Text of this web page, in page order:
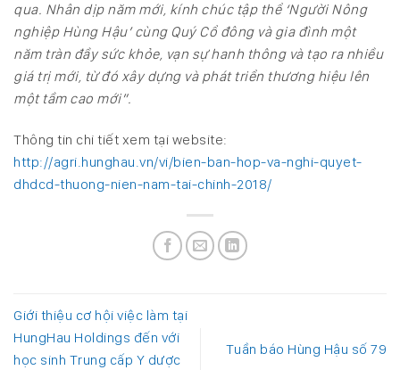
qua. Nhân dịp năm mới, kính chúc tập thể ‘Người Nông
nghiệp Hùng Hậu’ cùng Quý Cổ đông và gia đình một
năm tràn đầy sức khỏe, vạn sự hanh thông và tạo ra nhiều
giá trị mới, từ đó xây dựng và phát triển thương hiệu lên
một tầm cao mới”.
Thông tin chi tiết xem tại website:
http://agri.hunghau.vn/vi/bien-ban-hop-va-nghi-quyet-
dhdcd-thuong-nien-nam-tai-chinh-2018/
Giới thiệu cơ hội việc làm tại
HungHau Holdings đến với
học sinh Trung cấp Y dược
Tuần báo Hùng Hậu số 79